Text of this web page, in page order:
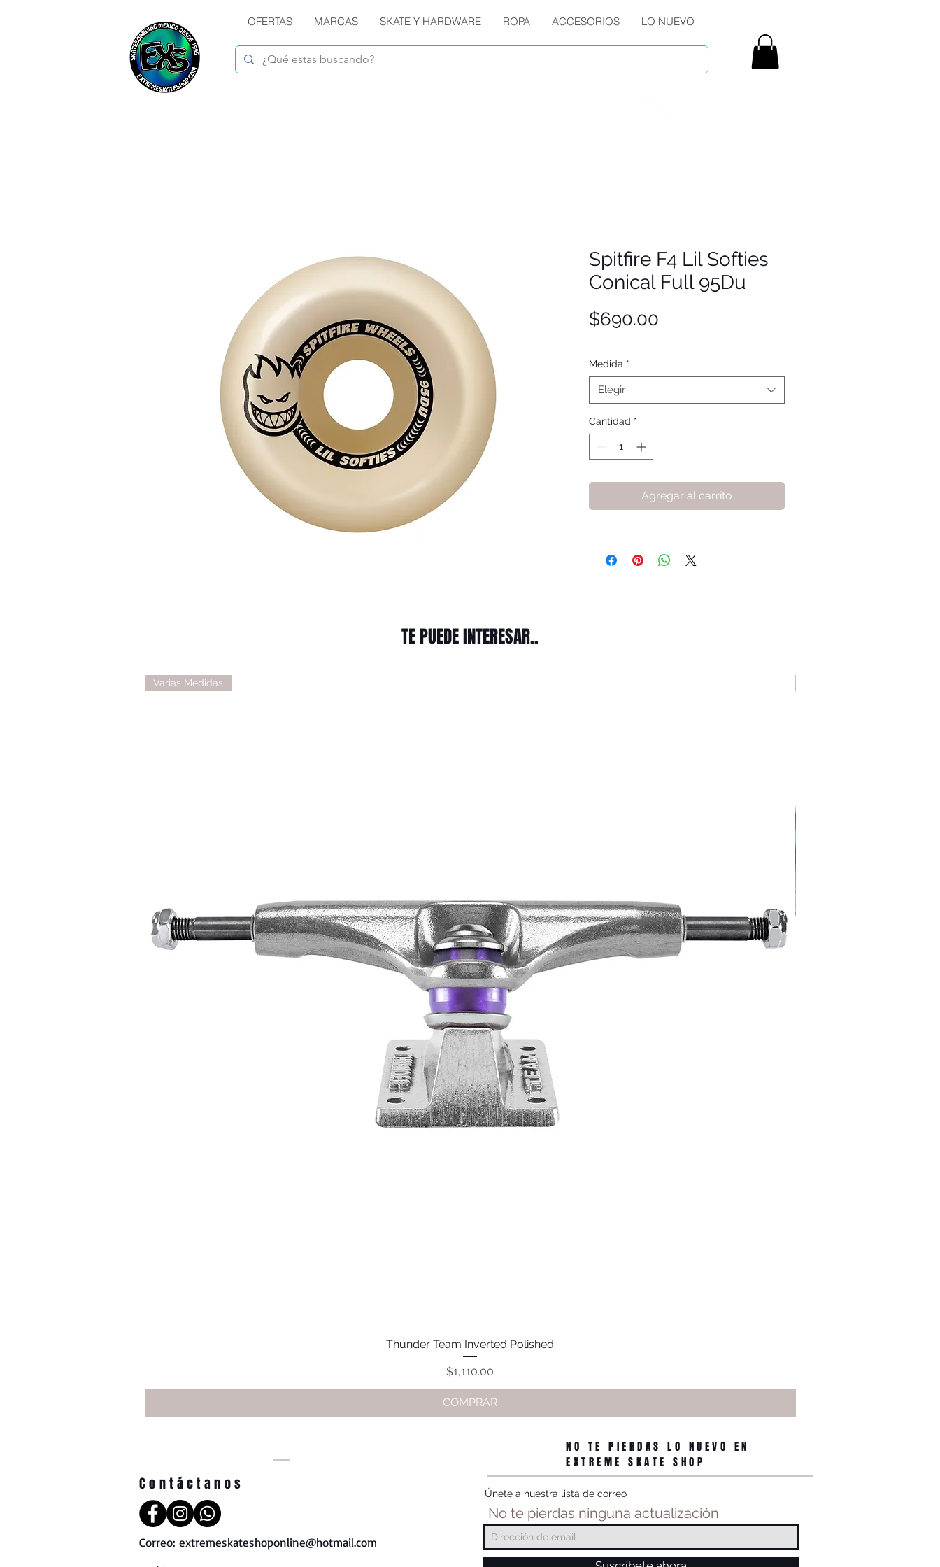
OFERTAS MARCAS SKATE Y HARDWARE ROPA ACCESORIOS LO NUEVO
Spitfire F4 Lil Softies
Conical Full 95Du
$690.00
Medida *
Elegir
Cantidad *
Agregar al carrito
TE PUEDE INTERESAR..
Vista rápida
Varias Medidas
Thunder Team Inverted Polished
Precio
$1,110.00
COMPRAR
Contáctanos
Correo: extremeskateshoponline@hotmail.com
NO TE PIERDAS LO NUEVO EN
EXTREME SKATE SHOP
Únete a nuestra lista de correo
No te pierdas ninguna actualización